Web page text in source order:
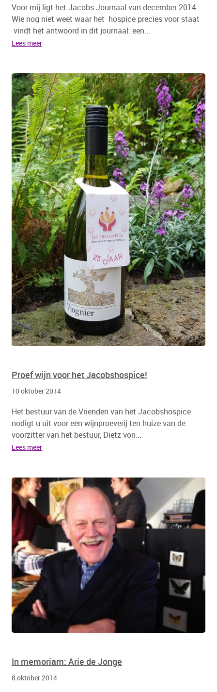
Voor mij ligt het Jacobs Journaal van december 2014.
Wie nog niet weet waar het hospice precies voor staat
vindt het antwoord in dit journaal: een...
Lees meer
Proef wijn voor het Jacobshospice!
10 oktober 2014
Het bestuur van de Vrienden van het Jacobshospice
nodigt u uit voor een wijnproeverij ten huize van de
voorzitter van het bestuur, Dietz von...
Lees meer
In memoriam: Arie de Jonge
8 oktober 2014